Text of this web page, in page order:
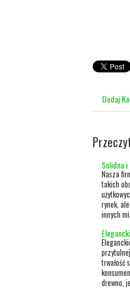
Dodaj
Solidna
Nasza
takich
rynek,
innych
trwałość
drewno,